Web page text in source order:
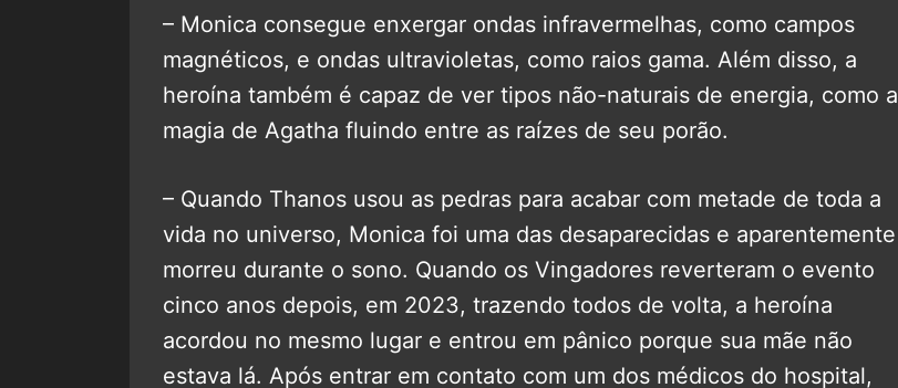
– Monica consegue enxergar ondas infravermelhas, como campos
magnéticos, e ondas ultravioletas, como raios gama. Além disso, a
heroína também é capaz de ver tipos não-naturais de energia, como a
magia de Agatha fluindo entre as raízes de seu porão.
– Quando Thanos usou as pedras para acabar com metade de toda a
vida no universo, Monica foi uma das desaparecidas e aparentemente
morreu durante o sono. Quando os Vingadores reverteram o evento
cinco anos depois, em 2023, trazendo todos de volta, a heroína
acordou no mesmo lugar e entrou em pânico porque sua mãe não
estava lá. Após entrar em contato com um dos médicos do hospital,